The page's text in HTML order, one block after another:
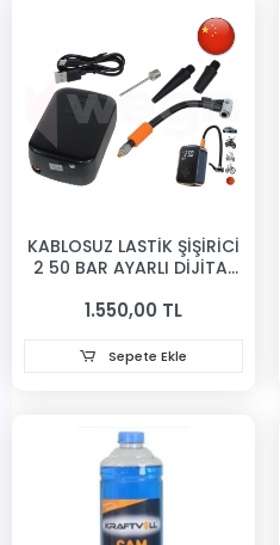
KABLOSUZ LASTİK ŞİŞİRİCİ
2 50 BAR AYARLI DİJİTAL
1.550,00 TL
Sepete Ekle